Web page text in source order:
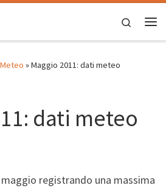
Search
Meteo »Maggio 2011: dati meteo
dati meteo
registrando una massima